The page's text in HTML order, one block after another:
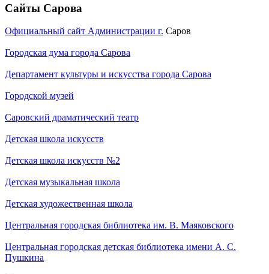
Сайты Сарова
Официальный сайт Администрации г. Саров
Городская дума города Сарова
Департамент культуры и искусства города Сарова
Городской музей
Саровский драматический театр
Детская школа искусств
Детская школа искусств №2
Детская музыкальная школа
Детская художественная школа
Центральная городская библиотека им. В. Маяковского
Центральная городская детская библиотека имени А. С.
Пушкина